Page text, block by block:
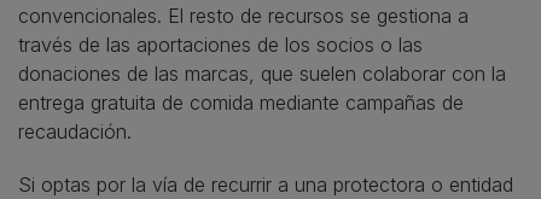
convencionales. El resto de recursos se gestiona a
través de las aportaciones de los socios o las
donaciones de las marcas, que suelen colaborar con la
entrega gratuita de comida mediante campañas de
recaudación.
Si optas por la vía de recurrir a una protectora o entidad